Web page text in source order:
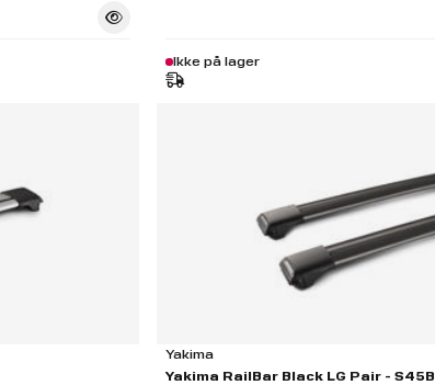
Ikke på lager
Yakima
Yakima RailBar Black LG Pair - S45B